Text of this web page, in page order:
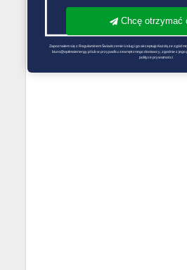
Chcę otrzymać
Zapoznałem się z Regulaminem Świadczenie Usług i go akceptuję Każdą ze zgód
biuro@optimalenergy.pl lub w przypadku zewnętrznego dostawcy, zgodnie z jego
polityce prywatności